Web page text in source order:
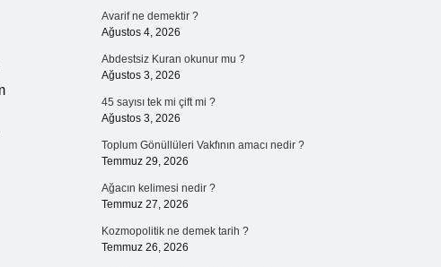
Avarif ne demektir ?
Ağustos 4, 2026
Abdestsiz Kuran okunur mu ?
Ağustos 3, 2026
45 sayısı tek mi çift mi ?
Ağustos 3, 2026
Toplum Gönüllüleri Vakfının amacı nedir ?
Temmuz 29, 2026
Ağacın kelimesi nedir ?
Temmuz 27, 2026
Kozmopolitik ne demek tarih ?
Temmuz 26, 2026